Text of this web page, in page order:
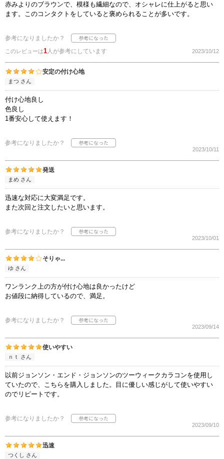
赤みよりのブラウンで、模様も繊細なので、オシャレに仕上がると思い
ます。このコンタクトをしていると褒められることが多いです。
参考になりましたか？
このレビューは1人が参考にしています 2023/10/12
安定の付け心地
まつ さん
付け心地良し
色良し
1番安心して使えます！
参考になりましたか？
2023/10/11
発送
まめ さん
迅速な対応に大変満足です。
また次回と注文したいと思います。
参考になりましたか？
2023/10/01
そりゃ...
ゆ さん
ワンランク上の方が付け心地は良かったけど
お値段に納得しているので、満足。
参考になりましたか？
2023/09/14
使いやすい
ｎｔ さん
以前ジョンソン・エンド・ジョンソンのツーウィークカラコンを使用し
ていたので、こちらを購入しました。目に優しい感じがして使いやすい
のでリピートです。
参考になりましたか？
2023/09/10
迅速
つくし さん